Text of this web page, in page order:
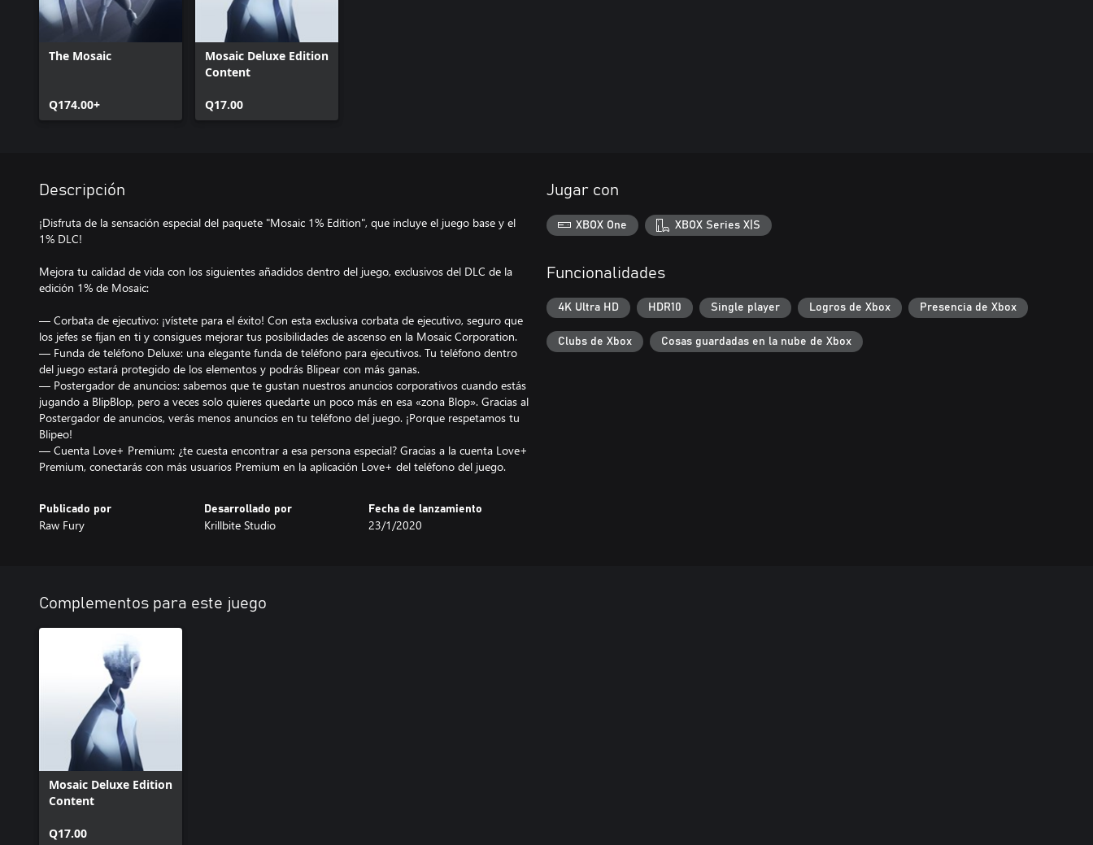
The Mosaic
Q174.00+
Mosaic Deluxe Edition
Content
Q17.00
Descripción
¡Disfruta de la sensación especial del paquete "Mosaic 1% Edition", que incluye el juego base y el
1% DLC!
Mejora tu calidad de vida con los siguientes añadidos dentro del juego, exclusivos del DLC de la
edición 1% de Mosaic:
— Corbata de ejecutivo: ¡vístete para el éxito! Con esta exclusiva corbata de ejecutivo, seguro que
los jefes se fijan en ti y consigues mejorar tus posibilidades de ascenso en la Mosaic Corporation.
— Funda de teléfono Deluxe: una elegante funda de teléfono para ejecutivos. Tu teléfono dentro
del juego estará protegido de los elementos y podrás Blipear con más ganas.
— Postergador de anuncios: sabemos que te gustan nuestros anuncios corporativos cuando estás
jugando a BlipBlop, pero a veces solo quieres quedarte un poco más en esa «zona Blop». Gracias al
Postergador de anuncios, verás menos anuncios en tu teléfono del juego. ¡Porque respetamos tu
Blipeo!
— Cuenta Love+ Premium: ¿te cuesta encontrar a esa persona especial? Gracias a la cuenta Love+
Premium, conectarás con más usuarios Premium en la aplicación Love+ del teléfono del juego.
Publicado por
Raw Fury
Desarrollado por
Krillbite Studio
Fecha de lanzamiento
23/1/2020
Jugar con
XBOX One XBOX Series X|S
Funcionalidades
4K Ultra HD HDR10 Single player Logros de Xbox Presencia de Xbox
Clubs de Xbox Cosas guardadas en la nube de Xbox
Complementos para este juego
Mosaic Deluxe Edition
Content
Q17.00